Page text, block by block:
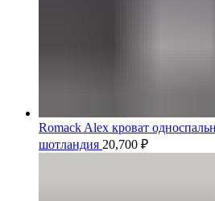
Romack Alex кроват
шотландия 20,700 ₽